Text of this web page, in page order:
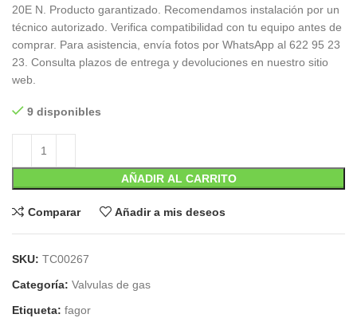
20E N. Producto garantizado. Recomendamos instalación por un
técnico autorizado. Verifica compatibilidad con tu equipo antes de
comprar. Para asistencia, envía fotos por WhatsApp al 622 95 23
23. Consulta plazos de entrega y devoluciones en nuestro sitio
web.
9 disponibles
AÑADIR AL CARRITO
Comparar Añadir a mis deseos
SKU: TC00267
Categoría: Valvulas de gas
Etiqueta: fagor